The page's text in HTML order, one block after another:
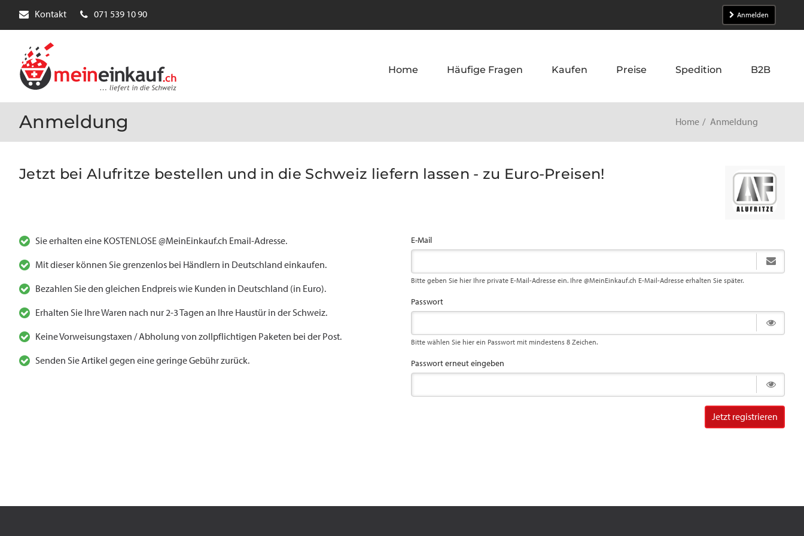
Kontakt 071 539 10 90 Anmelden
Home Häufige Fragen Kaufen Preise Spedition B2B
Anmeldung Home Anmeldung
Jetzt bei Alufritze bestellen und in die Schweiz liefern lassen - zu Euro-Preisen!
E-Mail
Bitte geben Sie hier Ihre private E-Mail-Adresse ein. Ihre @MeinEinkauf.ch E-Mail-Adresse erhalten Sie später.
Passwort
Bitte wählen Sie hier ein Passwort mit mindestens 8 Zeichen.
Passwort erneut eingeben
Jetzt registrieren
Sie erhalten eine KOSTENLOSE @MeinEinkauf.ch Email-Adresse.
Mit dieser können Sie grenzenlos bei Händlern in Deutschland einkaufen.
Bezahlen Sie den gleichen Endpreis wie Kunden in Deutschland (in Euro).
Erhalten Sie Ihre Waren nach nur 2-3 Tagen an Ihre Haustür in der Schweiz.
Keine Vorweisungstaxen / Abholung von zollpflichtigen Paketen bei der Post.
Senden Sie Artikel gegen eine geringe Gebühr zurück.